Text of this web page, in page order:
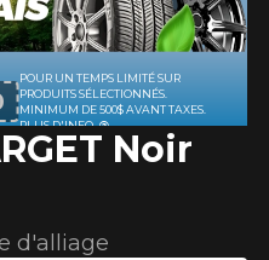
VOIR TOUT
Par véhiculeVOIR TOUT
Noir
d'alliage
POUR UN TEMPS LIMITÉ SUR
PRODUITS SÉLECTIONNÉS.
MINIMUM DE 500$ AVANT TAXES.
PLUS D'INFO